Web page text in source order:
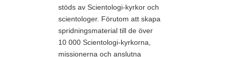
stöds av Scientologi-kyrkor och
scientologer. Förutom att skapa
spridningsmaterial till de över
10 000 Scientologi-kyrkorna,
missionerna och anslutna